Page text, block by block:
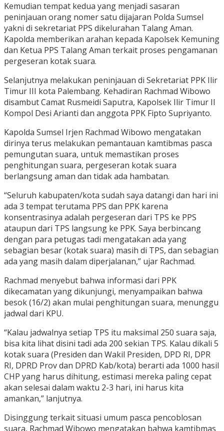
Kemudian tempat kedua yang menjadi sasaran
peninjauan orang nomer satu dijajaran Polda Sumsel
yakni di sekretariat PPS dikelurahan Talang Aman.
Kapolda memberikan arahan kepada Kapolsek Kemuning
dan Ketua PPS Talang Aman terkait proses pengamanan
pergeseran kotak suara.
Selanjutnya melakukan peninjauan di Sekretariat PPK Ilir
Timur III kota Palembang. Kehadiran Rachmad Wibowo
disambut Camat Rusmeidi Saputra, Kapolsek Ilir Timur II
Kompol Desi Arianti dan anggota PPK Fipto Supriyanto.
Kapolda Sumsel Irjen Rachmad Wibowo mengatakan
dirinya terus melakukan pemantauan kamtibmas pasca
pemungutan suara, untuk memastikan proses
penghitungan suara, pergeseran kotak suara
berlangsung aman dan tidak ada hambatan.
“Seluruh kabupaten/kota sudah saya datangi dan hari ini
ada 3 tempat terutama PPS dan PPK karena
konsentrasinya adalah pergeseran dari TPS ke PPS
ataupun dari TPS langsung ke PPK. Saya berbincang
dengan para petugas tadi mengatakan ada yang
sebagian besar (kotak suara) masih di TPS, dan sebagian
ada yang masih dalam diperjalanan,” ujar Rachmad.
Rachmad menyebut bahwa informasi dari PPK
dikecamatan yang dikunjungi, menyampaikan bahwa
besok (16/2) akan mulai penghitungan suara, menunggu
jadwal dari KPU.
“Kalau jadwalnya setiap TPS itu maksimal 250 suara saja,
bisa kita lihat disini tadi ada 200 sekian TPS. Kalau dikali 5
kotak suara (Presiden dan Wakil Presiden, DPD RI, DPR
RI, DPRD Prov dan DPRD Kab/kota) berarti ada 1000 hasil
CHP yang harus dihitung, estimasi mereka paling cepat
akan selesai dalam waktu 2-3 hari, ini harus kita
amankan,” lanjutnya.
Disinggung terkait situasi umum pasca pencoblosan
suara, Rachmad Wibowo mengatakan bahwa kamtibmas